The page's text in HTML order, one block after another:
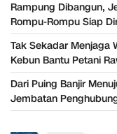
Rampung Dibangun,
Rompu-Rompu Siap
Tak Sekadar Menjaga
Kebun Bantu Petani
Dari Puing Banjir
Jembatan